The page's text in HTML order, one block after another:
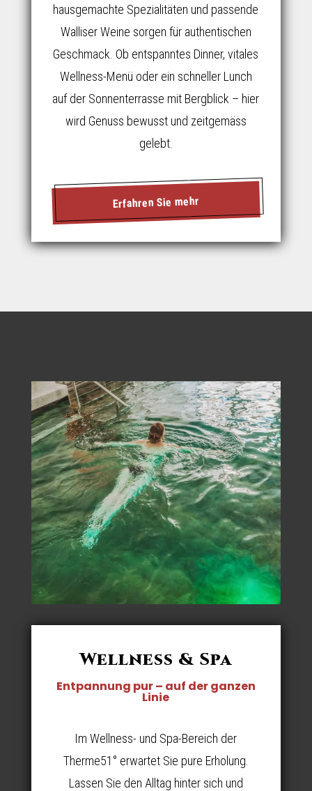
hausgemachte Spezialitäten und passende
Walliser Weine sorgen für authentischen
Geschmack. Ob entspanntes Dinner, vitales
Wellness-Menü oder ein schneller Lunch
auf der Sonnenterrasse mit Bergblick – hier
wird Genuss bewusst und zeitgemäss
gelebt.
Erfahren Sie mehr
Wellness & Spa
Entpannung pur – auf der ganzen
Linie
Im Wellness- und Spa-Bereich der
Therme51° erwartet Sie pure Erholung.
Lassen Sie den Alltag hinter sich und